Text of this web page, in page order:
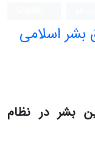
بشر اسلامی
بشر در نظام